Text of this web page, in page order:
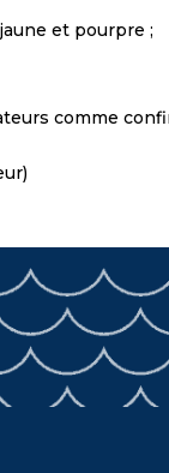
et pourpre ;
comme